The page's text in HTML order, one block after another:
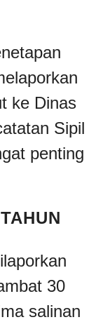
ke Dinas
Sipil
penting
30
salinan